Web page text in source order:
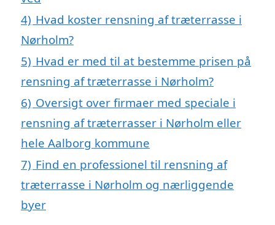
4) Hvad koster rensning af træterrasse i
Nørholm?
5) Hvad er med til at bestemme prisen på
rensning af træterrasse i Nørholm?
6) Oversigt over firmaer med speciale i
rensning af træterrasser i Nørholm eller
hele Aalborg kommune
7) Find en professionel til rensning af
træterrasse i Nørholm og nærliggende
byer